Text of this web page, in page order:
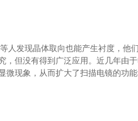
人发现晶体取向也能产生衬度，他
但没有得到广泛应用。近几年由
现象，从而扩大了扫描电镜的功能